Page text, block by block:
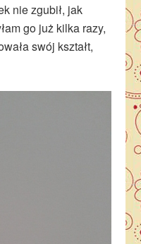
nie zgubił, jak
go już kilka razy,
swój kształt,